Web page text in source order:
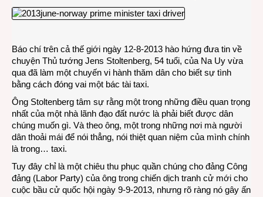
Báo chí trên cả thế giới ngày 12-8-2013 hào hứng đưa tin về
chuyện Thủ tướng Jens Stoltenberg, 54 tuổi, của Na Uy vừa
qua đã làm một chuyến vi hành thăm dân cho biết sự tình
bằng cách đóng vai một bác tài taxi.
Ông Stoltenberg tâm sự rằng một trong những điều quan trọng
nhất của một nhà lãnh đạo đất nước là phải biết được dân
chúng muốn gì. Và theo ông, một trong những nơi mà người
dân thoải mái để nói thẳng, nói thiệt quan niệm của mình chính
là trong… taxi.
Tuy đây chỉ là một chiêu thu phục quần chúng cho đảng Công
đảng (Labor Party) của ông trong chiến dịch tranh cử mới cho
cuộc bầu cử quốc hội ngày 9-9-2013, nhưng rõ ràng nó gây ấn